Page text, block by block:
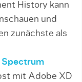
History kann
und
zunächste als
Spectrum
mit Adobe XD